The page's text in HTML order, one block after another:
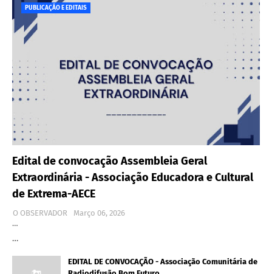
PUBLICAÇÃO E EDITAIS
Edital de convocação Assembleia Geral
Extraordinária - Associação Educadora e Cultural
de Extrema-AECE
O OBSERVADOR
Março 06, 2026
…
…
EDITAL DE CONVOCAÇÃO - Associação Comunitária de